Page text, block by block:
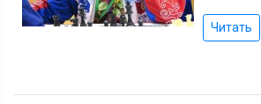
Читать